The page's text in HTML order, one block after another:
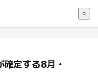
確定する8月・